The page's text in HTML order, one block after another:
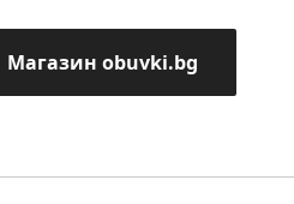
Магазин obuvki.bg